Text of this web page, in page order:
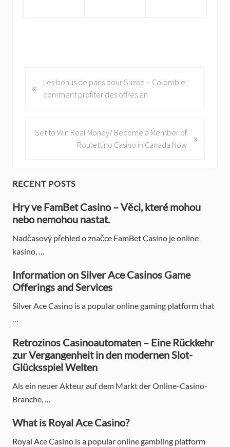
r
P
s
t
«
Les bonus de paris pour Suisse – Colombie :
comment profiter des offres en
N
P
s
t
Set to Win Real Money? Become a Member of
Roulettino Casino in Canada Now
»
P
r
i
m
r
y
S
i
d
e
b
a
r
RECENT POSTS
Hry ve FamBet Casino – Věci, které mohou
nebo nemohou nastat.
Nadčasový přehled o značce FamBet Casino je online
kasino, …
Information on Silver Ace Casinos Game
Offerings and Services
Silver Ace Casino is a popular online gaming platform that
…
Retrozinos Casinoautomaten – Eine Rückkehr
zur Vergangenheit in den modernen Slot-
Glücksspiel Welten
Als ein neuer Akteur auf dem Markt der Online-Casino-
Branche, …
What is Royal Ace Casino?
Royal Ace Casino is a popular online gambling platform